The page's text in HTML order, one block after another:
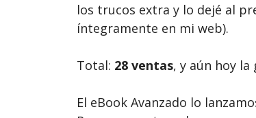
los trucos extra y lo dejé al
íntegramente en mi web).
Total: 28 ventas, y aún hoy
El eBook Avanzado lo